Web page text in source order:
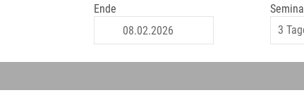
Ende